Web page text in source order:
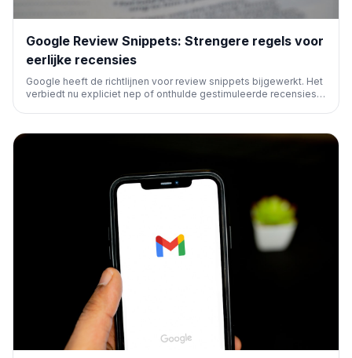
Google Review Snippets: Strengere regels voor
eerlijke recensies
Google heeft de richtlijnen voor review snippets bijgewerkt. Het
verbiedt nu expliciet nep of onthulde gestimuleerde recensies